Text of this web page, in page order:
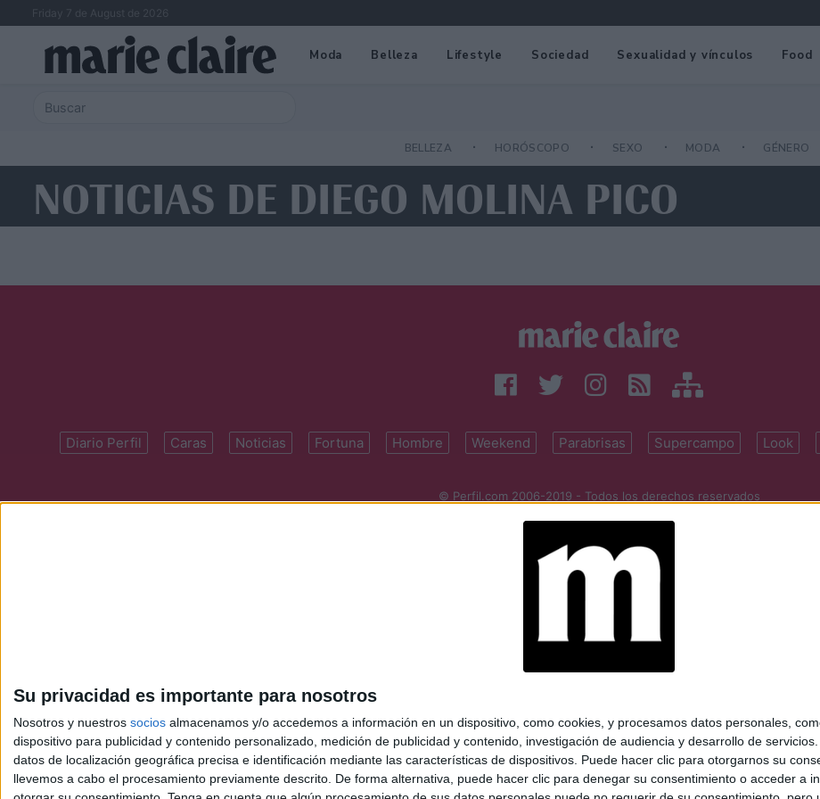
Su privacidad es importante para nosotros
Nosotros y nuestros socios almacenamos y/o accedemos a información en un dispositivo, como cookies, y procesamos datos personales,
dispositivo para publicidad y contenido personalizado, medición de publicidad y contenido, investigación de audiencia y desarrollo de servicios.
datos de localización geográfica precisa e identificación mediante las características de dispositivos. Puede hacer clic para otorgarnos su
llevemos a cabo el procesamiento previamente descrito. De forma alternativa, puede hacer clic para denegar su consentimiento o acceder a
Friday 7 de August de 2026
Moda Belleza Lifestyle Sociedad Sexualidad y vínculos Food
BELLEZA HORÓSCOPO SEXO MODA GÉNERO
NOTICIAS DE DIEGO MOLINA PICO
Diario Perfil Caras Noticias Fortuna Hombre Weekend Parabrisas Supercampo Look
© Perfil.com 2006-2019 - Todos los derechos reservados
perfilcom@perfil.com| Propietario: Diario Perfil S.A.